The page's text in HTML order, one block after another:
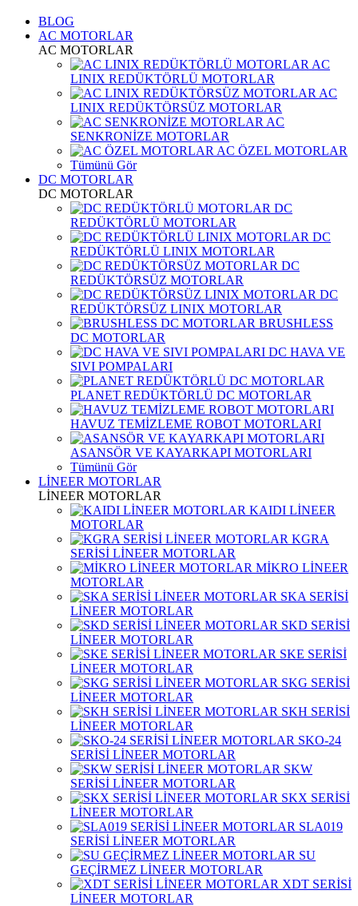
BLOG
AC MOTORLAR
AC MOTORLAR
AC
LINIX REDÜKTÖRLÜ MOTORLAR
AC
LINIX REDÜKTÖRSÜZ MOTORLAR
AC
SENKRONİZE MOTORLAR
AC ÖZEL MOTORLAR
Tümünü Gör
DC MOTORLAR
DC MOTORLAR
DC
REDÜKTÖRLÜ MOTORLAR
DC
REDÜKTÖRLÜ LINIX MOTORLAR
DC
REDÜKTÖRSÜZ MOTORLAR
DC
REDÜKTÖRSÜZ LINIX MOTORLAR
BRUSHLESS
DC MOTORLAR
DC HAVA VE
SIVI POMPALARI
PLANET REDÜKTÖRLÜ DC MOTORLAR
HAVUZ TEMİZLEME ROBOT MOTORLARI
ASANSÖR VE KAYARKAPI MOTORLARI
Tümünü Gör
LİNEER MOTORLAR
LİNEER MOTORLAR
KAIDI LİNEER
MOTORLAR
KGRA
SERİSİ LİNEER MOTORLAR
MİKRO LİNEER
MOTORLAR
SKA SERİSİ
LİNEER MOTORLAR
SKD SERİSİ
LİNEER MOTORLAR
SKE SERİSİ
LİNEER MOTORLAR
SKG SERİSİ
LİNEER MOTORLAR
SKH SERİSİ
LİNEER MOTORLAR
SKO-24
SERİSİ LİNEER MOTORLAR
SKW
SERİSİ LİNEER MOTORLAR
SKX SERİSİ
LİNEER MOTORLAR
SLA019
SERİSİ LİNEER MOTORLAR
SU
GEÇİRMEZ LİNEER MOTORLAR
XDT SERİSİ
LİNEER MOTORLAR